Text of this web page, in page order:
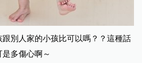
別人家的小孩比可以嗎？？這種話
多傷心啊～